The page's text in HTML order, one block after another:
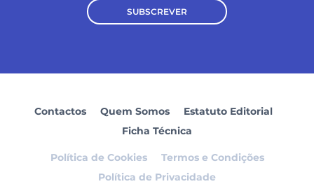
SUBSCREVER
Contactos Quem Somos
Estatuto Editorial
Ficha Técnica
Política de Cookies
Termos e Condições
Política de Privacidade